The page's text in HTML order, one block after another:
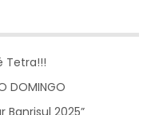
Tetra!!!
DOMINGO
Banrisul 2025”